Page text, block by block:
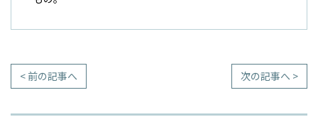
< 前の記事へ 次の記事へ >